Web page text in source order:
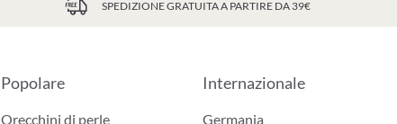
SPEDIZIONE GRATUITA A PARTIRE DA 39€
Popolare
Orecchini di perle
Internazionale
Germania